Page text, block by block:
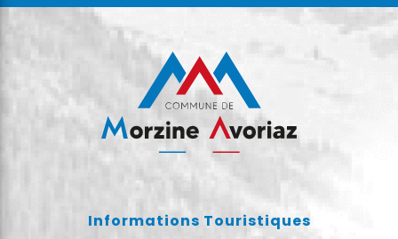
Informations Touristiques